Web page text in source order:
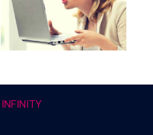
INFINITY